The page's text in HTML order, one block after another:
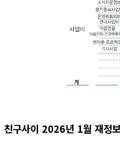
친구사이 2026년 1월 재정